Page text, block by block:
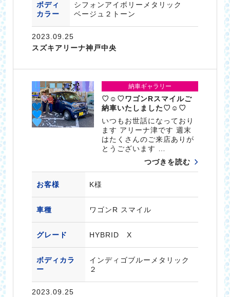
ボディ
カラー
シフォンアイボリーメタリック
ベージュ２トーン
2023.09.25
スズキアリーナ神戸中央
納車ギャラリー
♡☺♡ワゴンRスマイルご
納車いたしました♡☺♡
いつもお世話になっており
ます アリーナ津です 週末
はたくさんのご来店ありが
とうございます …
つづきを読む
お客様 K様
車種 ワゴンR スマイル
グレード HYBRID X
ボディカラ
ー
インディゴブルーメタリック
２
2023.09.25